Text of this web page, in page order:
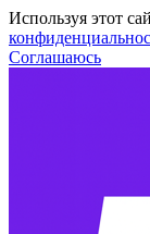
Используя этот
Соглашаюсь